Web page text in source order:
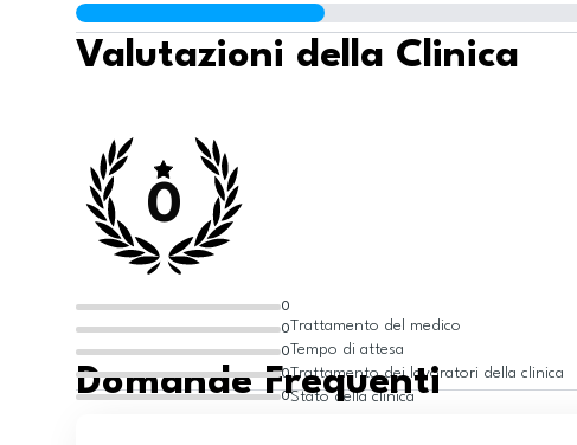
Valutazioni della Clinica
0
0
0
0
0
0
Trattamento del medico
Tempo di attesa
Trattamento dei lavoratori della clinica
Stato della clinica
Domande Frequenti